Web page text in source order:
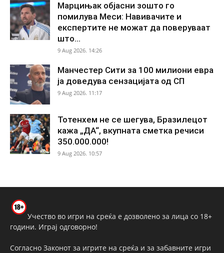
Марцињак објасни зошто го
помилува Меси: Навивачите и
експертите не можат да поверуваат
што...
9 Aug 2026. 14:26
Манчестер Сити за 100 милиони евра
ја доведува сензацијата од СП
9 Aug 2026. 11:17
Тотенхем не се шегува, Бразилецот
кажа „ДА“, вкупната сметка речиси
350.000.000!
9 Aug 2026. 10:57
Учество во игри на среќа е дозволено за лица со 18+
години. Играј одговорно!
Согласно Законот за игрите на среќа и за забавните игри